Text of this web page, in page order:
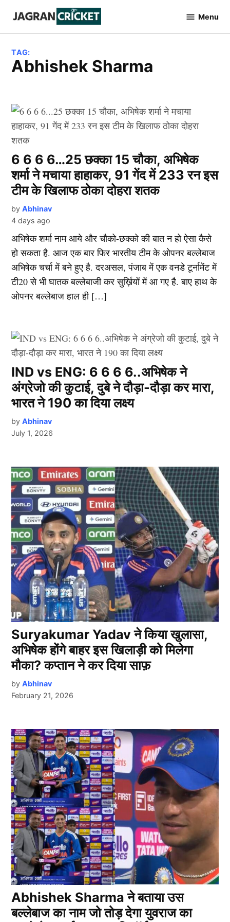
content
Cricket
Menu
TAG:
Abhishek Sharma
6 6 6 6…25 छक्का 15 चौका, अभिषेक
शर्मा ने मचाया हाहाकर, 91 गेंद में 233 रन इस
टीम के खिलाफ ठोका दोहरा शतक
by Abhinav
4 days ago
अभिषेक शर्मा नाम आये और चौको-छक्को की बात न हो ऐसा कैसे
हो सकता है. आज एक बार फिर भारतीय टीम के ओपनर बल्लेबाज
अभिषेक चर्चा में बने हुए है. दरअसल, पंजाब में एक वनडे टूर्नामेंट में
टी20 से भी घातक बल्लेबाजी कर सुर्ख़ियों में आ गए है. बाए हाथ के
ओपनर बल्लेबाज हाल ही […]
IND vs ENG: 6 6 6 6..अभिषेक ने
अंग्रेजो की कुटाई, दुबे ने दौड़ा-दौड़ा कर मारा,
भारत ने 190 का दिया लक्ष्य
by Abhinav
July 1, 2026
Suryakumar Yadav ने किया खुलासा,
अभिषेक होंगे बाहर इस खिलाड़ी को मिलेगा
मौका? कप्तान ने कर दिया साफ़
by Abhinav
February 21, 2026
Abhishek Sharma ने बताया उस
बल्लेबाज का नाम जो तोड़ देगा युवराज का